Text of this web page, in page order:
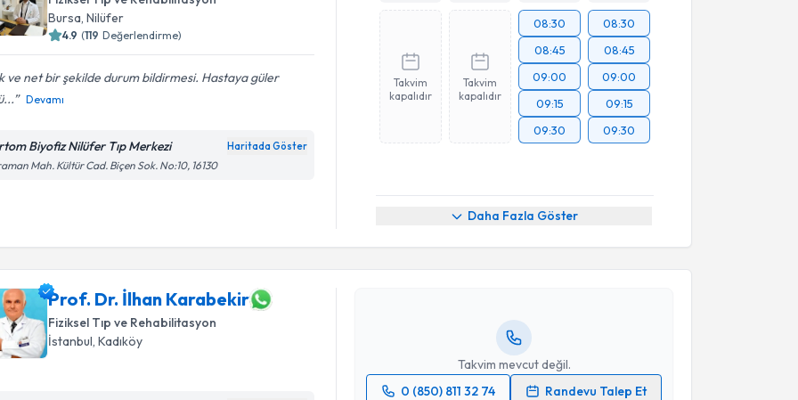
Bursa, Nilüfer
4.9 (119 Değerlendirme)
ve net bir şekilde durum bildirmesi. Hastaya güler
Devamı
Biyofiz Nilüfer Tıp Merkezi Haritada Göster
Mah. Kültür Cad. Biçen Sok. No:10, 16130
Takvim
kapalıdır
Takvim
kapalıdır
08:30
08:45
09:00
09:15
09:30
08:30
08:45
09:00
09:15
09:30
Daha Fazla Göster
Prof. Dr. İlhan Karabekir
Fiziksel Tıp ve Rehabilitasyon
İstanbul , Kadıköy
Takvim mevcut değil.
0 (850) 811 32 74
Randevu Talep Et
Randevu Takvimi Talebi